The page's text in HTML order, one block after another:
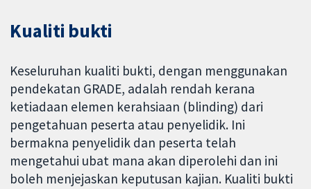
Kualiti bukti
Keseluruhan kualiti bukti, dengan menggunakan
pendekatan GRADE, adalah rendah kerana
ketiadaan elemen kerahsiaan (blinding) dari
pengetahuan peserta atau penyelidik. Ini
bermakna penyelidik dan peserta telah
mengetahui ubat mana akan diperolehi dan ini
boleh menjejaskan keputusan kajian. Kualiti bukti